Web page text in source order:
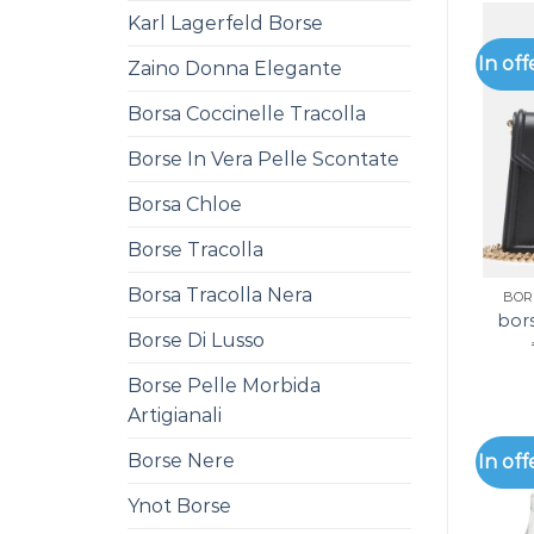
Karl Lagerfeld Borse
Zaino Donna Elegante
Borsa Coccinelle Tracolla
Borse In Vera Pelle Scontate
Borsa Chloe
Borse Tracolla
Borsa Tracolla Nera
Borse Di Lusso
Borse Pelle Morbida
Artigianali
Borse Nere
Ynot Borse
In
In